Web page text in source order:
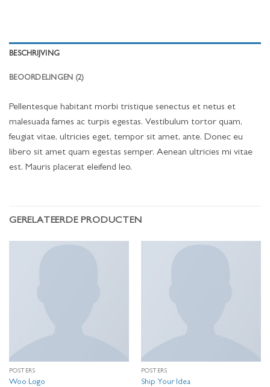
BESCHRIJVING
BEOORDELINGEN (2)
Pellentesque habitant morbi tristique senectus et netus et
malesuada fames ac turpis egestas. Vestibulum tortor quam,
feugiat vitae, ultricies eget, tempor sit amet, ante. Donec eu
libero sit amet quam egestas semper. Aenean ultricies mi vitae
est. Mauris placerat eleifend leo.
GERELATEERDE PRODUCTEN
POSTERS
Woo Logo
POSTERS
Ship Your Idea